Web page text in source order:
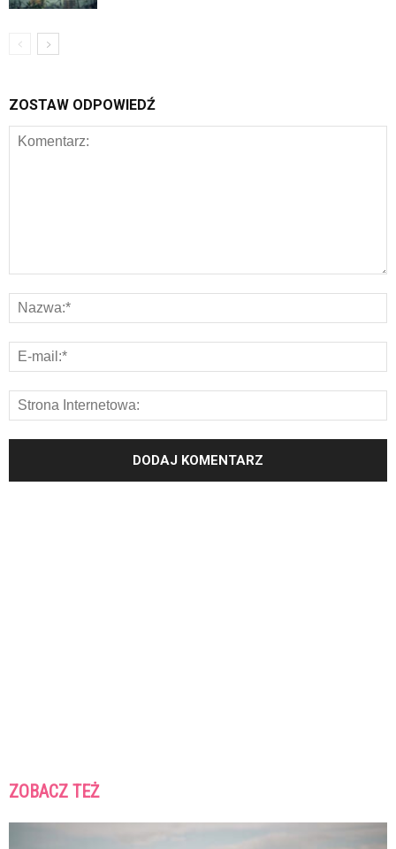
ZOSTAW ODPOWIEDŹ
ZOBACZ TEŻ